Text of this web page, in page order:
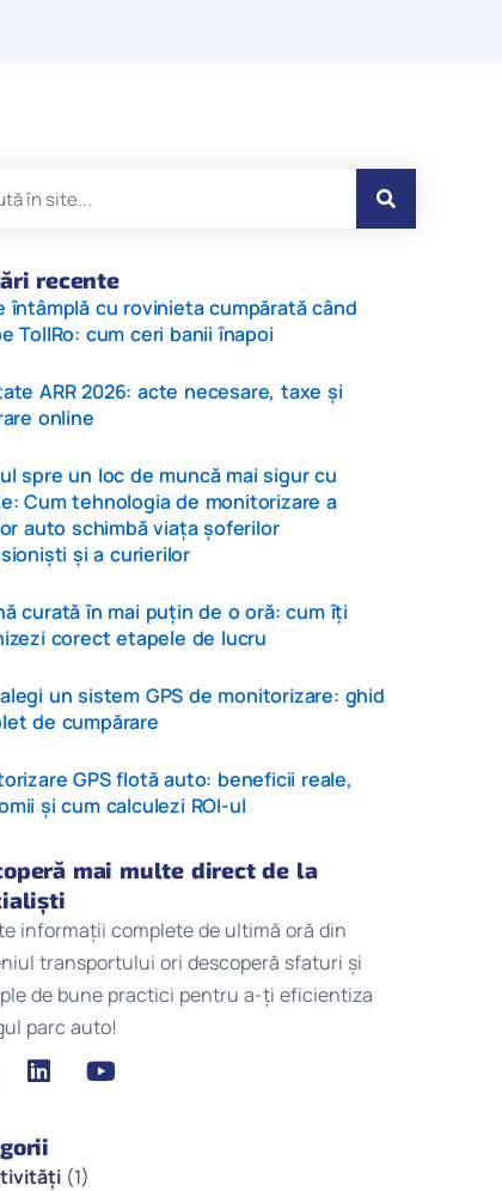
recente
întâmplă cu rovinieta cumpărată când
TollRo: cum ceri banii înapoi
ARR 2026: acte necesare, taxe și
online
spre un loc de muncă mai sigur cu
Cum tehnologia de monitorizare a
auto schimbă viața șoferilor
și a curierilor
curată în mai puțin de o oră: cum îți
corect etapele de lucru
un sistem GPS de monitorizare: ghid
de cumpărare
GPS flotă auto: beneficii reale,
și cum calculezi ROI-ul
mai multe direct de la
informații complete de ultimă oră din
transportului ori descoperă sfaturi și
de bune practici pentru a-ți eficientiza
parc auto!
(1)